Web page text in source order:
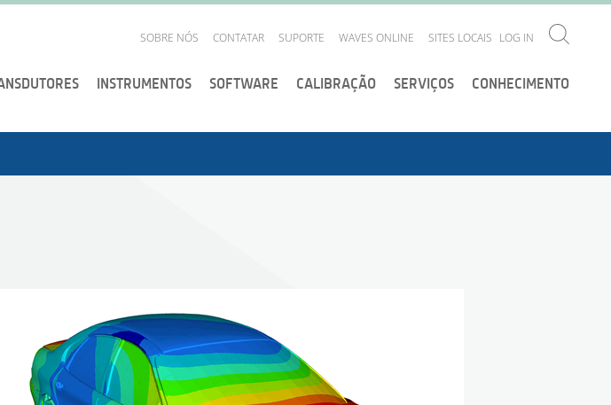
SOBRE NÓS CONTATAR SUPORTE WAVES ONLINE SITES LOCAIS LOG IN
INSTRUMENTOS SOFTWARE CALIBRAÇÃO SERVIÇOS CONHECIMENTO